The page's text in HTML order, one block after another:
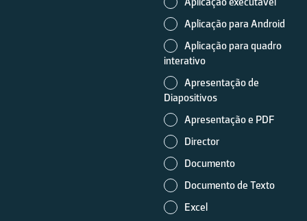
Aplicação para Android
Aplicação para quadro
interativo
Apresentação de
Diapositivos
Apresentação e PDF
Director
Documento
Documento de Texto
Excel